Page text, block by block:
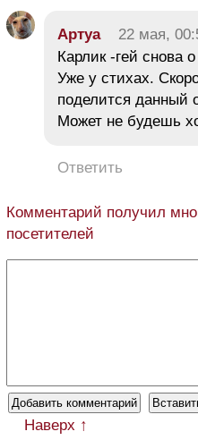
Aртуа 22 мая,
Карлик -гей снова
Уже у стихах.
поделится данный
Может не будешь
Ответить
Комментарий получил
посетителей
Наверх ↑